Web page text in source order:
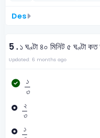
Des
5 .১ ঘণ্টা ৪০ মিনিট ৫ ঘণ্টা
Updated: 6 months ago
১
৩
১৩
২
৩
২৩
১
১৪